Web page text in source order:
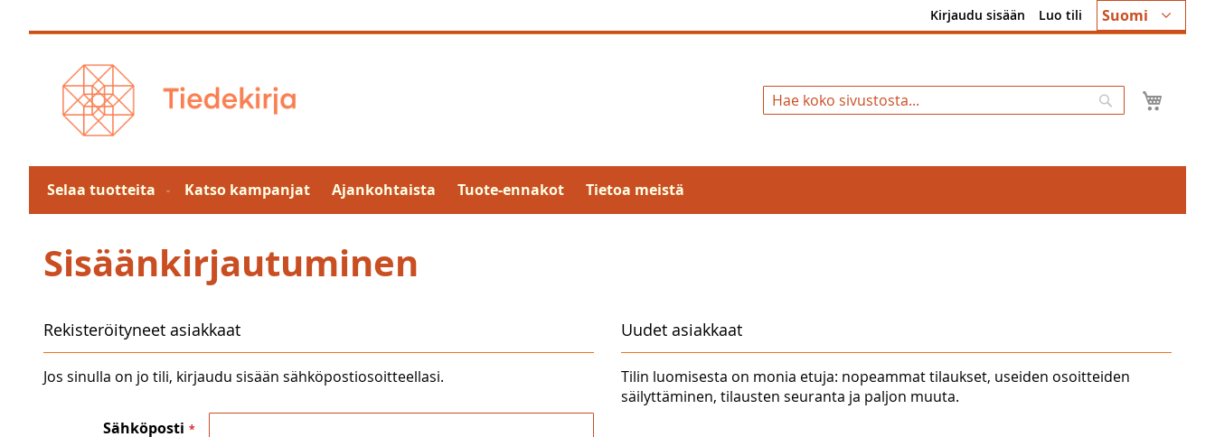
to
Kieli
Suomi
Kirjaudu sisään Luo tili
Hae
Selaa tuotteita Katso kampanjat Ajankohtaista Tuote-ennakot Tietoa meistä
Sisäänkirjautuminen
Rekisteröityneet asiakkaat
Jos sinulla on jo tili, kirjaudu sisään sähköpostiosoitteellasi.
Sähköposti
Uudet asiakkaat
Tilin luomisesta on monia etuja: nopeammat tilaukset, useiden osoitteiden
säilyttäminen, tilausten seuranta ja paljon muuta.